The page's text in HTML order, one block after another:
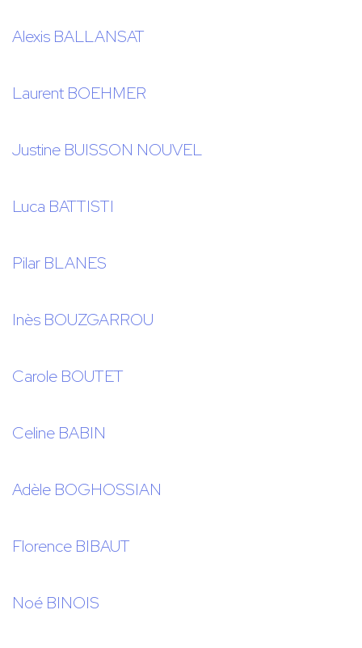
Alexis BALLANSAT
Laurent BOEHMER
Justine BUISSON NOUVEL
Luca BATTISTI
Pilar BLANES
Inès BOUZGARROU
Carole BOUTET
Celine BABIN
Adèle BOGHOSSIAN
Florence BIBAUT
Noé BINOIS